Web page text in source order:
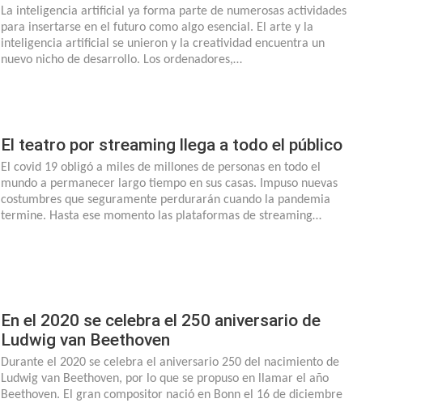
La inteligencia artificial ya forma parte de numerosas actividades
para insertarse en el futuro como algo esencial. El arte y la
inteligencia artificial se unieron y la creatividad encuentra un
nuevo nicho de desarrollo. Los ordenadores,…
El teatro por streaming llega a todo el público
El covid 19 obligó a miles de millones de personas en todo el
mundo a permanecer largo tiempo en sus casas. Impuso nuevas
costumbres que seguramente perdurarán cuando la pandemia
termine. Hasta ese momento las plataformas de streaming…
En el 2020 se celebra el 250 aniversario de
Ludwig van Beethoven
Durante el 2020 se celebra el aniversario 250 del nacimiento de
Ludwig van Beethoven, por lo que se propuso en llamar el año
Beethoven. El gran compositor nació en Bonn el 16 de diciembre